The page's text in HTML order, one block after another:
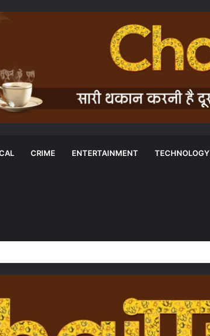
CRIME ENTERTAINMENT TECHNOLOGY
कार्रवाई